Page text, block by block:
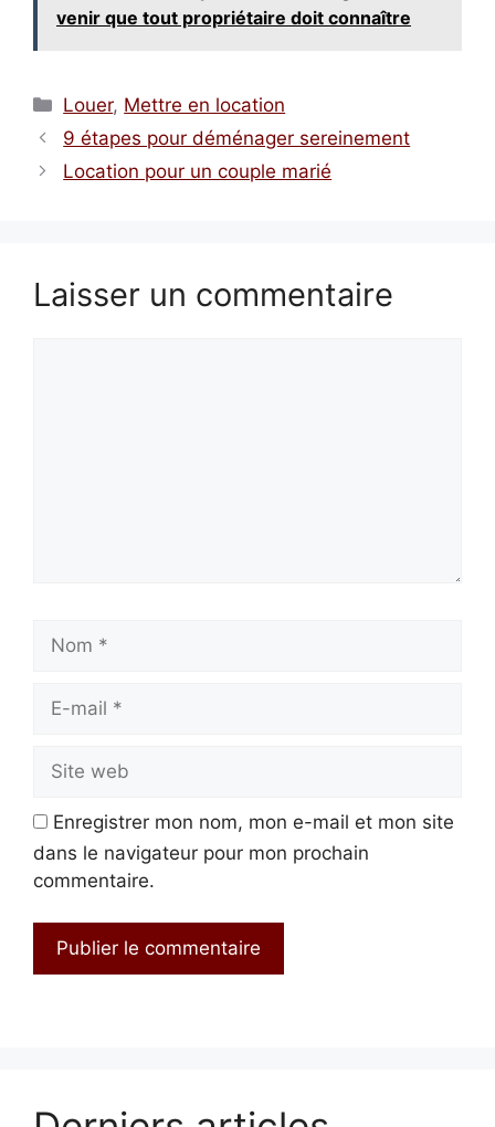
venir que tout propriétaire doit connaître
Catégories
Louer, Mettre en location
9 étapes pour déménager sereinement
Location pour un couple marié
Laisser un commentaire
mail
web
Enregistrer mon nom, mon e-mail et mon site
dans le navigateur pour mon prochain
commentaire.